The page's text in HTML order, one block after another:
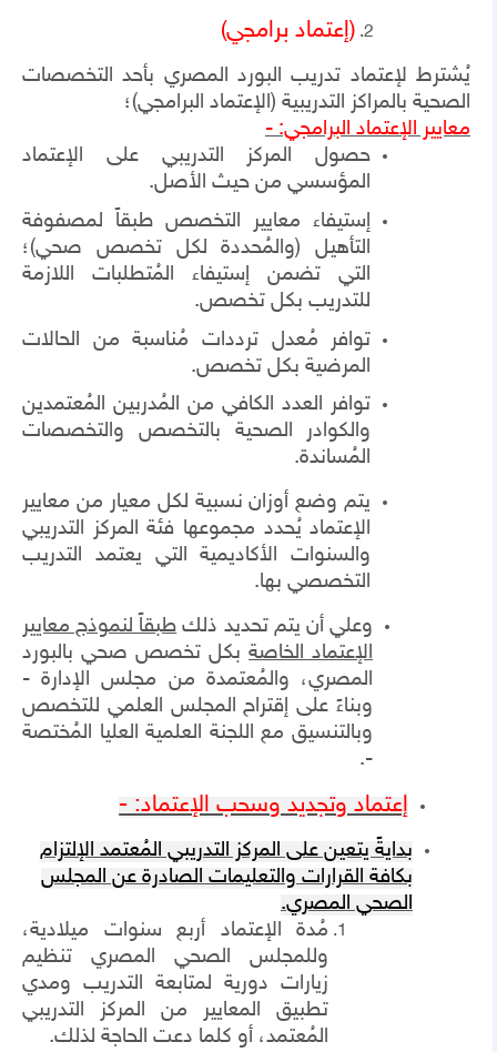
(إعتماد برامجي)
يُشترط لإعتماد تدريب البورد المصري بأحد التخصصات
الصحية بالمراكز التدريبية (الإعتماد البرامجي)؛
معايير الإعتماد البرامجي: -
حصول المركز التدريبي على الإعتماد
المؤسسي من حيث الأصل.
إستيفاء معايير التخصص طبقاً لمصفوفة
التأهيل (والمُحددة لكل تخصص صحي)؛
التي تضمن إستيفاء المُتطلبات اللازمة
للتدريب بكل تخصص.
توافر مُعدل ترددات مُناسبة من الحالات
المرضية بكل تخصص.
توافر العدد الكافي من المُدربين المُعتمدين
والكوادر الصحية بالتخصص والتخصصات
المُساندة.
يتم وضع أوزان نسبية لكل معيار من معايير
الإعتماد يُحدد مجموعها فئة المركز التدريبي
والسنوات الأكاديمية التي يعتمد التدريب
التخصصي بها.
وعلي أن يتم تحديد ذلكطبقاً لنموذج معايير
الإعتماد الخاصة بكل تخصص صحي بالبورد
المصري، والمُعتمدة من مجلس الإدارة -
وبناءً على إقتراح المجلس العلمي للتخصص
وبالتنسيق مع اللجنة العلمية العليا المُختصة
-.
إعتماد وتجديد وسحب الإعتماد: -
بدايةً يتعين على المركز التدريبي المُعتمد الإلتزام
بكافة القرارات والتعليمات الصادرة عن المجلس
الصحي المصري.
مُدة الإعتماد أربع سنوات ميلادية،
وللمجلس الصحي المصري تنظيم
زيارات دورية لمتابعة التدريب ومدي
تطبيق المعايير من المركز التدريبي
المُعتمد، أو كلما دعت الحاجة لذلك.